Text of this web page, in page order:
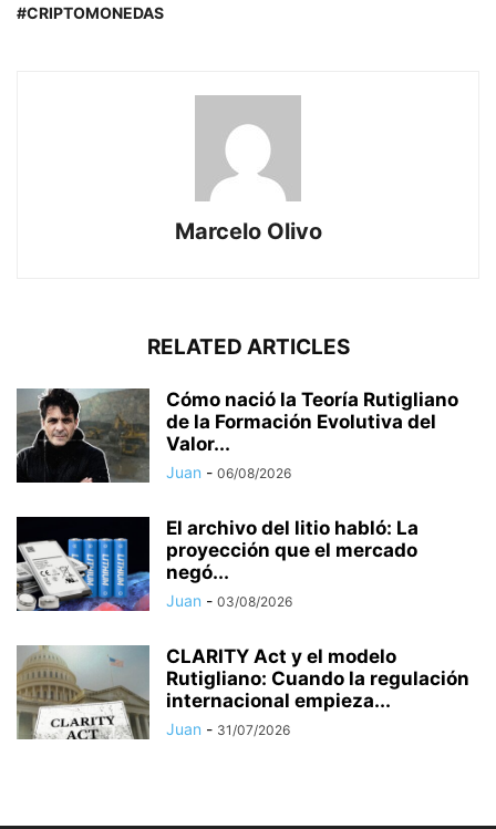
#CRIPTOMONEDAS
Marcelo Olivo
RELATED ARTICLES
Cómo nació la Teoría Rutigliano
de la Formación Evolutiva del
Valor...
Juan - 06/08/2026
El archivo del litio habló: La
proyección que el mercado
negó...
Juan - 03/08/2026
CLARITY Act y el modelo
Rutigliano: Cuando la regulación
internacional empieza...
Juan - 31/07/2026